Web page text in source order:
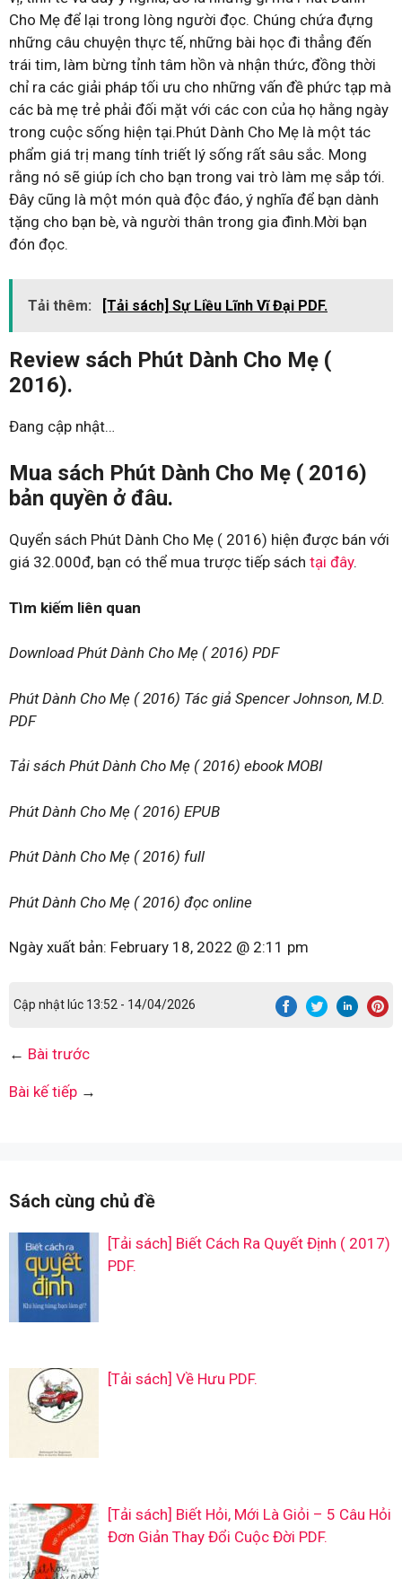
Cho Mẹ để lại trong lòng người đọc. Chúng chứa đựng
những câu chuyện thực tế, những bài học đi thẳng đến
trái tim, làm bừng tỉnh tâm hồn và nhận thức, đồng thời
chỉ ra các giải pháp tối ưu cho những vấn đề phức tạp mà
các bà mẹ trẻ phải đối mặt với các con của họ hằng ngày
trong cuộc sống hiện tại.Phút Dành Cho Mẹ là một tác
phẩm giá trị mang tính triết lý sống rất sâu sắc. Mong
rằng nó sẽ giúp ích cho bạn trong vai trò làm mẹ sắp tới.
Đây cũng là một món quà độc đáo, ý nghĩa để bạn dành
tặng cho bạn bè, và người thân trong gia đình.Mời bạn
đón đọc.
Tải thêm: [Tải sách] Sự Liều Lĩnh Vĩ Đại PDF.
Review sách Phút Dành Cho Mẹ (
2016).
Đang cập nhật…
Mua sách Phút Dành Cho Mẹ ( 2016)
bản quyền ở đâu.
Quyển sách Phút Dành Cho Mẹ ( 2016) hiện được bán với
giá 32.000đ, bạn có thể mua trược tiếp sách tại đây.
Tìm kiếm liên quan
Download Phút Dành Cho Mẹ ( 2016) PDF
Phút Dành Cho Mẹ ( 2016) Tác giả Spencer Johnson, M.D.
PDF
Tải sách Phút Dành Cho Mẹ ( 2016) ebook MOBI
Phút Dành Cho Mẹ ( 2016) EPUB
Phút Dành Cho Mẹ ( 2016) full
Phút Dành Cho Mẹ ( 2016) đọc online
Ngày xuất bản: February 18, 2022 @ 2:11 pm
Cập nhật lúc 13:52 - 14/04/2026
← Bài trước
Bài kế tiếp →
Sách cùng chủ đề
[Tải sách] Biết Cách Ra Quyết Định ( 2017)
PDF.
[Tải sách] Về Hưu PDF.
[Tải sách] Biết Hỏi, Mới Là Giỏi – 5 Câu Hỏi
Đơn Giản Thay Đổi Cuộc Đời PDF.